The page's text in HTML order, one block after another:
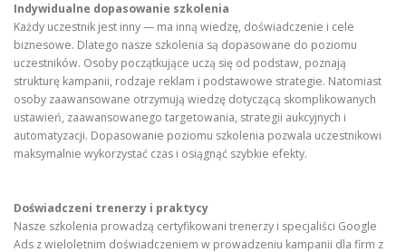
Indywidualne dopasowanie szkolenia
Każdy uczestnik jest inny — ma inną wiedzę, doświadczenie i cele
biznesowe. Dlatego nasze szkolenia są dopasowane do poziomu
uczestników. Osoby początkujące uczą się od podstaw, poznają
strukturę kampanii, rodzaje reklam i podstawowe strategie. Natomiast
osoby zaawansowane otrzymują wiedzę dotyczącą skomplikowanych
ustawień, zaawansowanego targetowania, strategii aukcyjnych i
automatyzacji. Dopasowanie poziomu szkolenia pozwala uczestnikowi
maksymalnie wykorzystać czas i osiągnąć szybkie efekty.
Doświadczeni trenerzy i praktycy
Nasze szkolenia prowadzą certyfikowani trenerzy i specjaliści Google
Ads z wieloletnim doświadczeniem w prowadzeniu kampanii dla firm z